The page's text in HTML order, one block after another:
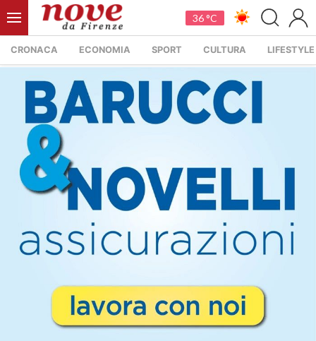
36 °C
CRONACA ECONOMIA SPORT CULTURA LIFESTYLE